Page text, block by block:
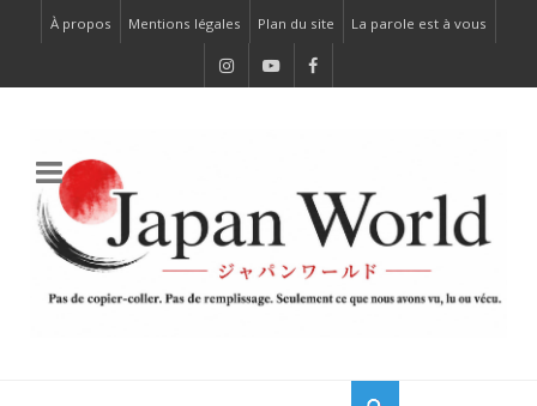
À propos Mentions légales Plan du site La parole est à vous